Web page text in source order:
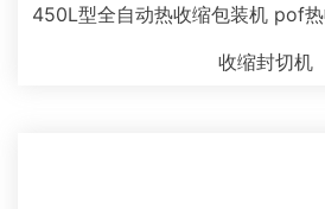
450L型全自动热收缩包装机 pof
收缩封切机